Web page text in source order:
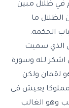
في ظلال مبين
الظلال ما
الحكمة.
الذي سميت
اشكر لله وسورة
لقمان ولكن
مملوكا يعيش في
وهو الغالب